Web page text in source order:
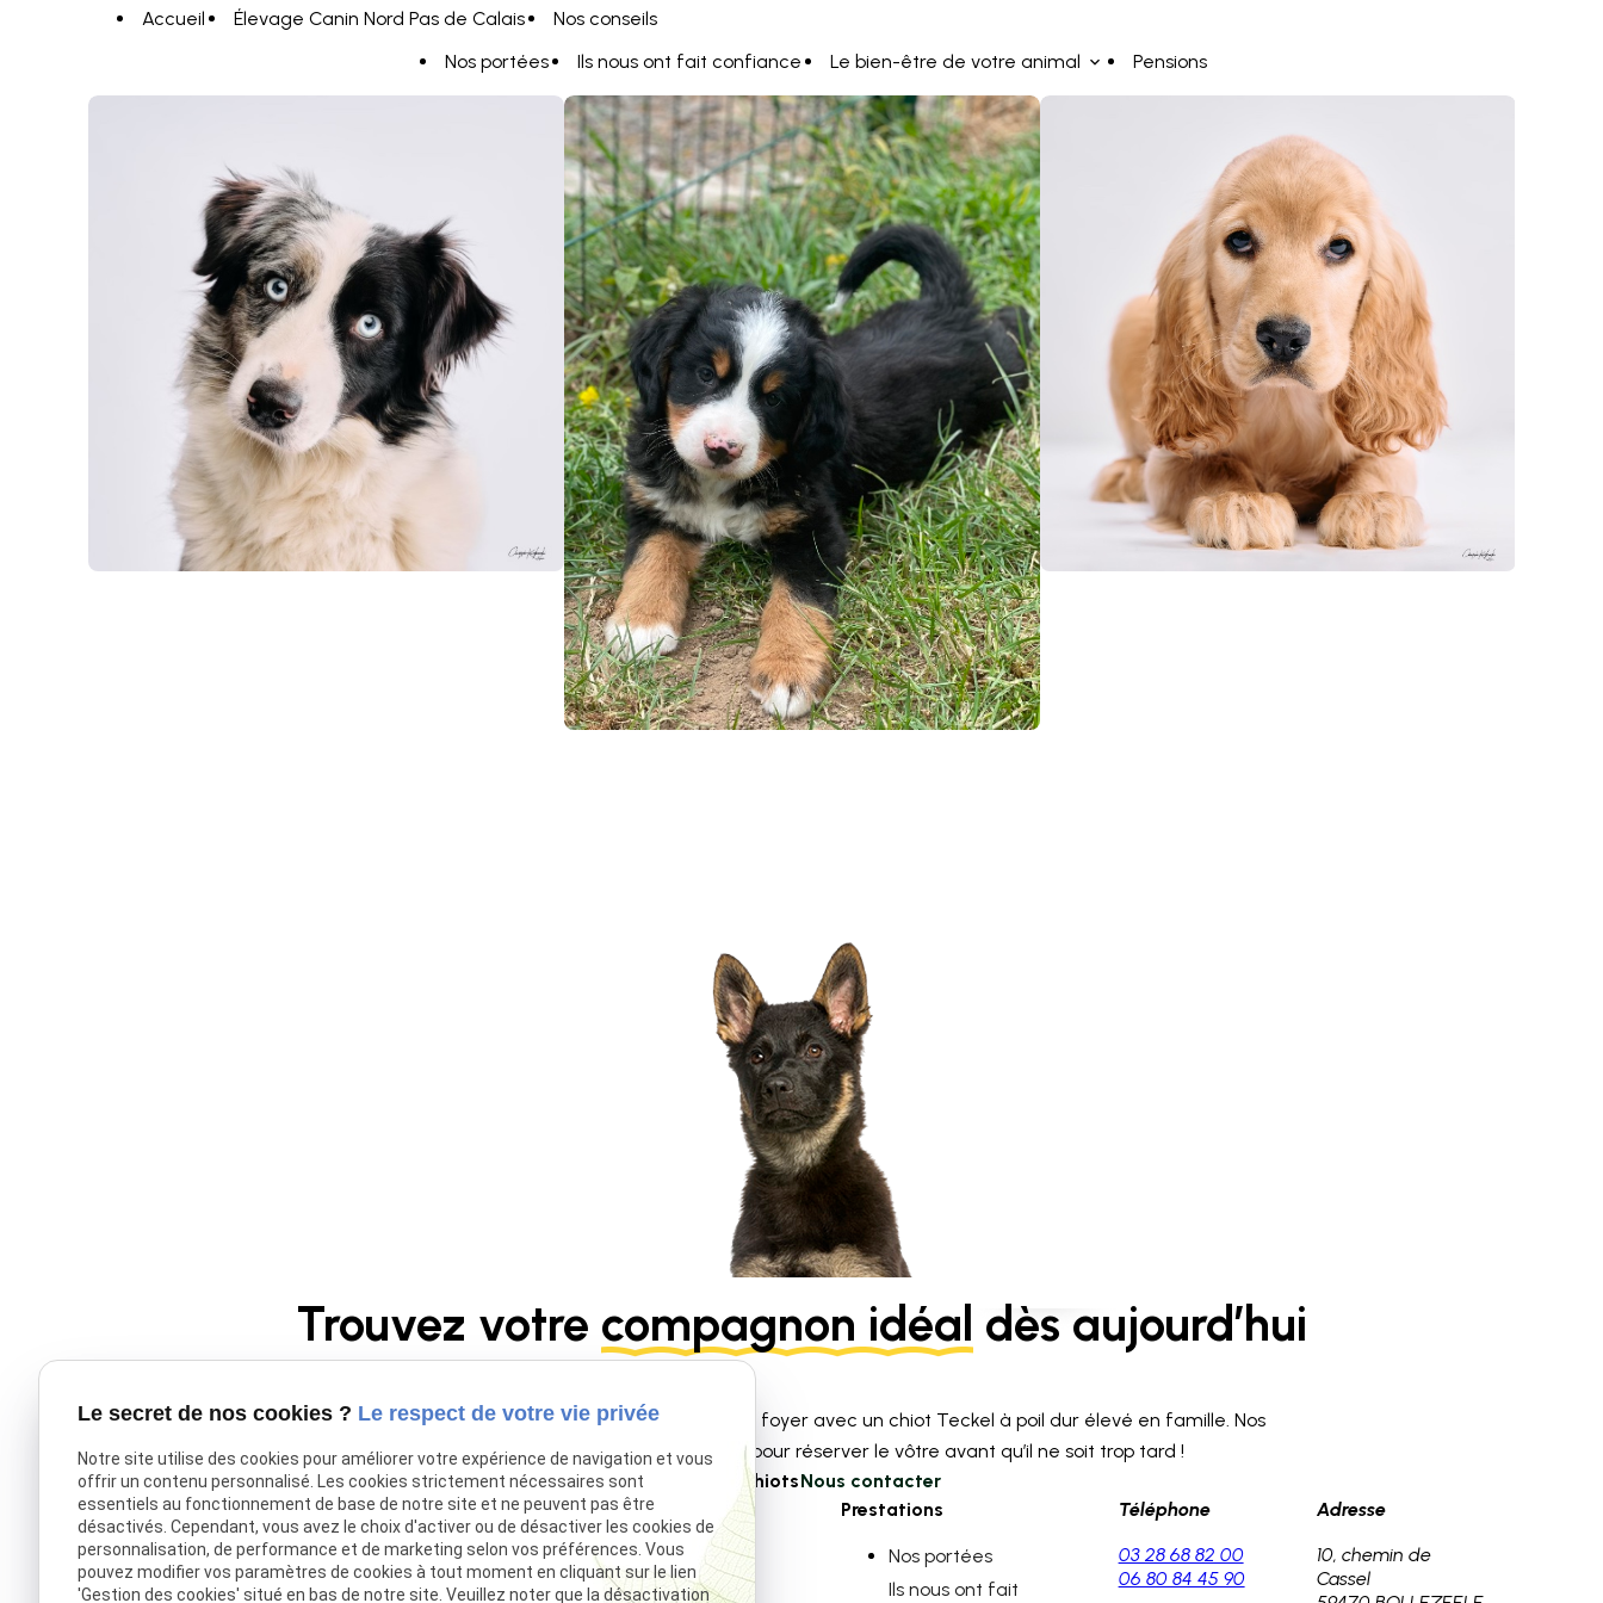
Accueil Élevage Canin Nord Pas de Calais
Nos conseils
Nos portées
Ils nous ont fait confiance Le bien-être de votre animal Pensions
Trouvez votre compagnon idéal dès aujourd’hui
Donnez une nouvelle place à l’amour dans votre foyer avec un chiot Teckel à poil dur élevé en famille. Nos
portées sont limitées contactez-nous pour réserver le vôtre avant qu’il ne soit trop tard !
Voir nos chiotsNous contacter
Navigation
Accueil
Élevage Canin
Prestations
Nos portées
Ils nous ont fait
Téléphone
03 28 68 82 00
06 80 84 45 90
Adresse
10, chemin de
Cassel
Panneau de gestion des cookies
Le secret de nos cookies ? Le respect de votre vie privée
Notre site utilise des cookies pour améliorer votre expérience de navigation et vous
offrir un contenu personnalisé. Les cookies strictement nécessaires sont
essentiels au fonctionnement de base de notre site et ne peuvent pas être
désactivés. Cependant, vous avez le choix d'activer ou de désactiver les cookies de
personnalisation, de performance et de marketing selon vos préférences. Vous
pouvez modifier vos paramètres de cookies à tout moment en cliquant sur le lien
'Gestion des cookies' situé en bas de notre site. Veuillez noter que la désactivation